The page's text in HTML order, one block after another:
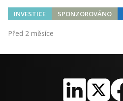
INVESTICE SPONZOROVÁNO
Před 2 měsíce